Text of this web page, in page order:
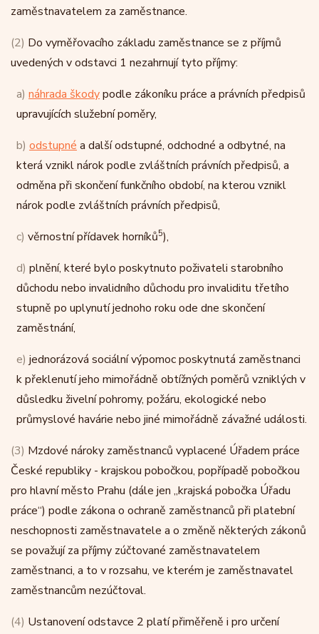
zaměstnavatelem za zaměstnance.
(2) Do vyměřovacího základu zaměstnance se z příjmů
uvedených v odstavci 1 nezahrnují tyto příjmy:
a) náhrada škodypodle zákoníku práce a právních předpisů
upravujících služební poměry,
b) odstupné a další odstupné, odchodné a odbytné, na
která vznikl nárok podle zvláštních právních předpisů, a
odměna při skončení funkčního období, na kterou vznikl
nárok podle zvláštních právních předpisů,
c) věrnostní přídavek horníků5),
d) plnění, které bylo poskytnuto poživateli starobního
důchodu nebo invalidního důchodu pro invaliditu třetího
stupně po uplynutí jednoho roku ode dne skončení
zaměstnání,
e) jednorázová sociální výpomoc poskytnutá zaměstnanci
k překlenutí jeho mimořádně obtížných poměrů vzniklých v
důsledku živelní pohromy, požáru, ekologické nebo
průmyslové havárie nebo jiné mimořádně závažné události.
(3) Mzdové nároky zaměstnanců vyplacené Úřadem práce
České republiky - krajskou pobočkou, popřípadě pobočkou
pro hlavní město Prahu (dále jen „krajská pobočka Úřadu
práce“) podle zákona o ochraně zaměstnanců při platební
neschopnosti zaměstnavatele a o změně některých zákonů
se považují za příjmy zúčtované zaměstnavatelem
zaměstnanci, a to v rozsahu, ve kterém je zaměstnavatel
zaměstnancům nezúčtoval.
(4) Ustanovení odstavce 2 platí přiměřeně i pro určení